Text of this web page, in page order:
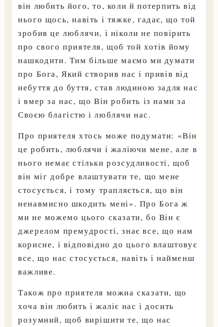
він любить його, то, коли й потерпить від
нього щось, навіть і тяжке, гадає, що той
зробив це люблячи, і ніколи не повірить
про свого приятеля, щоб той хотів йому
нашкодити. Тим більше маємо ми думати
про Бога, Який створив нас і привів від
небуття до буття, став людиною задля нас
і вмер за нас, що Він робить із нами за
Своєю благістю і люблячи нас.
Про приятеля хтось може подумати: «Він
це робить, люблячи і жаліючи мене, але в
нього немає стільки розсудливості, щоб
він міг добре влаштувати те, що мене
стосується, і тому трапляється, що він
ненавмисно шкодить мені». Про Бога ж
ми не можемо цього сказати, бо Він є
джерелом премудрості, знає все, що нам
корисне, і відповідно до цього влаштовує
все, що нас стосується, навіть і найменш
важливе.
Також про приятеля можна сказати, що
хоча він любить і жаліє нас і досить
розумний, щоб вирішити те, що нас